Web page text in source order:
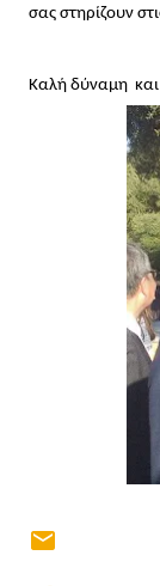
σας στηρίζουν
Καλή δύναμη